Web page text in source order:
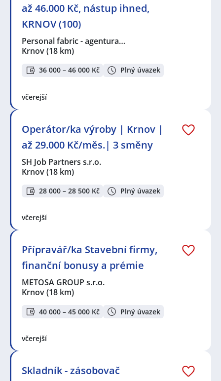
až 46.000 Kč, nástup ihned,
KRNOV (100)
Personal fabric - agentura…
Krnov(18 km)
36 000 – 46 000 Kč Plný úvazek
včerejší
Operátor/ka výroby | Krnov |
až 29.000 Kč/měs.| 3 směny
SH Job Partners s.r.o.
Krnov(18 km)
28 000 – 28 500 Kč Plný úvazek
včerejší
Přípravář/ka Stavební firmy,
finanční bonusy a prémie
METOSA GROUP s.r.o.
Krnov(18 km)
40 000 – 45 000 Kč Plný úvazek
včerejší
Skladník - zásobovač